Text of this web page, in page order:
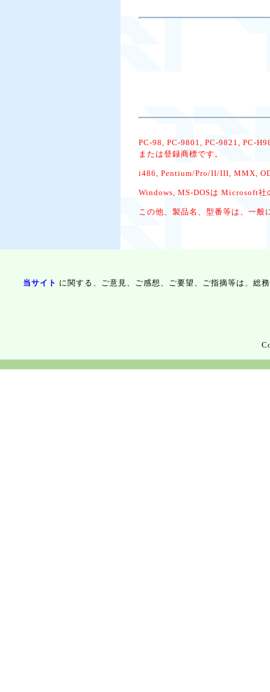
PC-98, PC-9801, PC-9821, PC-
または登録商標です。
i486, Pentium/Pro/II/III, MMX,
Windows, MS-DOSは Microsoft社
この他、製品名、型番等は、一般
当サイト に関する、ご意見、ご感想、ご要望、ご指摘等は、総